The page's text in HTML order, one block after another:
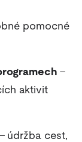
pomocné
–
aktivit
– údržba cest,